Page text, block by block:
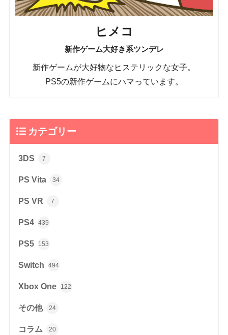
ヒメコ
新作ゲーム大好き系ツンデレ
新作ゲームが大好物なヒステリックな女子。
PS5の新作ゲームにハマっています。
カテゴリー
3DS 7
PS Vita 34
PS VR 7
PS4 439
PS5 153
Switch 494
Xbox One 122
その他 24
コラム 20